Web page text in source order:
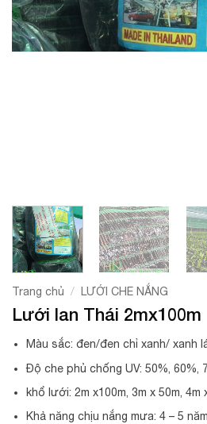
Trang chủ / LƯỚI CHE NẮNG
Lưới lan Thái 2mx100m
Màu sắc: đen/đen chỉ xanh/ xanh
Độ che phủ chống UV: 50%, 60%,
khổ lưới: 2m x100m, 3m x 50m, 4m
Khả năng chịu nắng mưa: 4 – 5